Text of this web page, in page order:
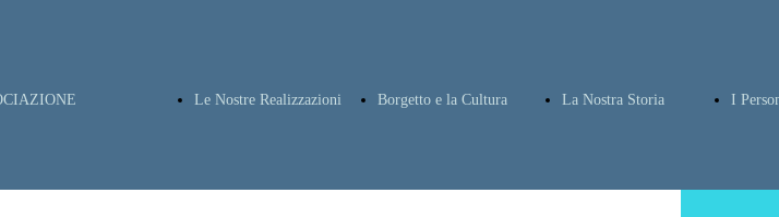
Le Nostre Realizzazioni Borgetto e la Cultura La Nostra Storia I